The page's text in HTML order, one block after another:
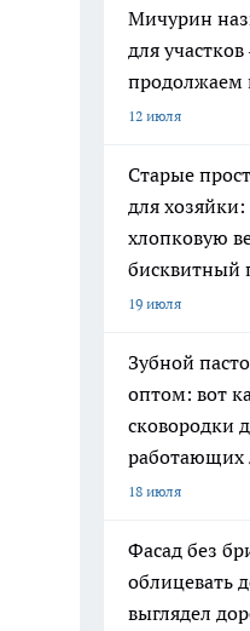
Мичурин
для
продолжаем
12 июля
Старые
для хозяйки:
хлопковую
бисквитный
19 июля
Зубной
оптом: вот
сковородки
работающих
18 июля
Фасад без
облицевать
выглядел